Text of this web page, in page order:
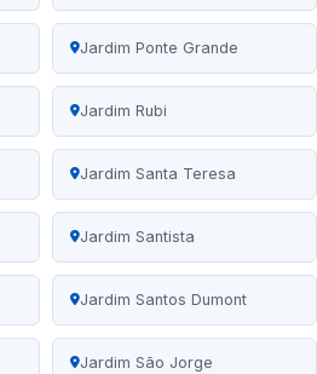
Jardim Ponte Grande
Jardim Rubi
Jardim Santa Teresa
Jardim Santista
Jardim Santos Dumont
Jardim São Jorge